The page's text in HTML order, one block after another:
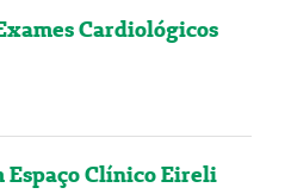
Cardiológicos
Espaço Clínico Eireli